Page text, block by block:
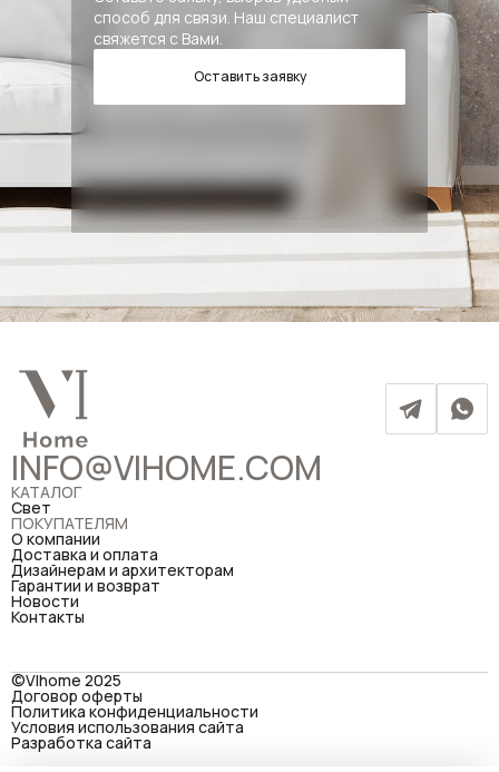
способ для связи. Наш специалист
свяжется с Вами.
Оставить заявку
INFO@VIHOME.COM
КАТАЛОГ
Свет
ПОКУПАТЕЛЯМ
О компании
Доставка и оплата
Дизайнерам и архитекторам
Гарантии и возврат
Новости
Контакты
©VIhome 2025
Договор оферты
Политика конфиденциальности
Условия использования сайта
Разработка сайта